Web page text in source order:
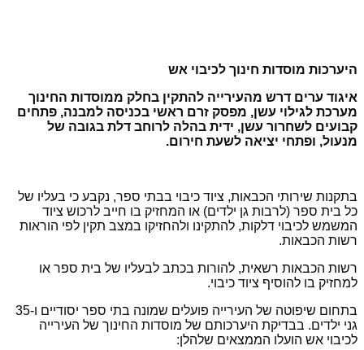
היערכות מוסדות חינוך לכיבוי אש
איגוד ערים דרש מהעירייה להתקין בחלק ממוסדות החינוך
מערכת לגילוי עשן, מפסק זרם ראשי בכניסה למבנה, פתחים
קבועים לשחרור עשן, ידית בהלה לרוחב דלת בגובה של
מנעול, ופתחי יציאה לשעת חירום.
בתקנות שירותי הכבאות, ציוד כיבוי בבתי ספר, נקבע כי בעליו של
כל בית ספר (לרבות גן ילדים) או המחזיק בו חייב לרכוש ציוד
המשמש לכיבוי דלקות, להתקינו ולהחזיקו במצב תקין לפי הוראות
רשות הכבאות.
רשות הכבאות רשאית, להורות בכתב לבעליו של בית ספר או
למחזיק בו להוסיף ציוד כיבוי.
בתחום שיפוטה של העירייה פועלים שמונה בתי ספר יסודיים ו-35
גני ילדים. בבדיקת היערכותם של מוסדות החינוך של העירייה
לכיבוי אש הועלו הממצאים שלהלן: